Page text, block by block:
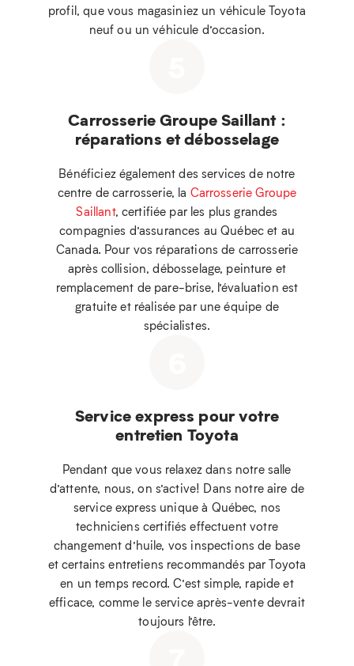
profil, que vous magasiniez un véhicule Toyota
neuf ou un véhicule d’occasion.
Carrosserie Groupe Saillant :
réparations et débosselage
Bénéficiez également des services de notre
centre de carrosserie, la Carrosserie Groupe
Saillant, certifiée par les plus grandes
compagnies d’assurances au Québec et au
Canada. Pour vos réparations de carrosserie
après collision, débosselage, peinture et
remplacement de pare-brise, l’évaluation est
gratuite et réalisée par une équipe de
spécialistes.
Service express pour votre
entretien Toyota
Pendant que vous relaxez dans notre salle
d’attente, nous, on s’active! Dans notre aire de
service express unique à Québec, nos
techniciens certifiés effectuent votre
changement d’huile, vos inspections de base
et certains entretiens recommandés par Toyota
en un temps record. C’est simple, rapide et
efficace, comme le service après-vente devrait
toujours l’être.